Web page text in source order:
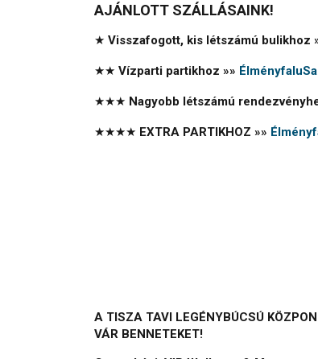
AJÁNLOTT SZÁLLÁSAINK!
★ Visszafogott, kis létszámú bulikhoz
★★ Vízparti partikhoz »»
★★★ Nagyobb létszámú
★★★★ EXTRA PARTIKHOZ »»
A TISZA TAVI LEGÉNYBÚCSÚ
VÁR BENNETEKET!